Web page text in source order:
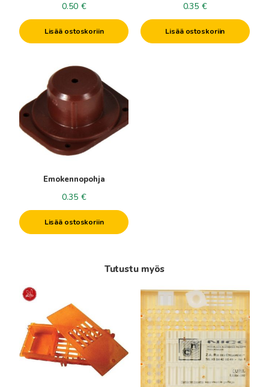
0.50 €
Lisää ostoskoriin
0.35 €
Lisää ostoskoriin
Emokennopohja
0.35 €
Lisää ostoskoriin
Tutustu myös